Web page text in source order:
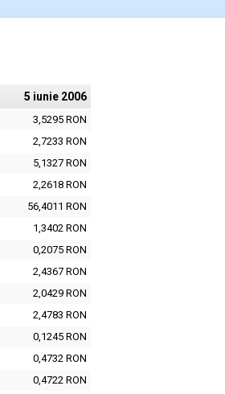
5 iunie 2006
3,5295 RON
2,7233 RON
5,1327 RON
2,2618 RON
56,4011 RON
1,3402 RON
0,2075 RON
2,4367 RON
2,0429 RON
2,4783 RON
0,1245 RON
0,4732 RON
0,4722 RON